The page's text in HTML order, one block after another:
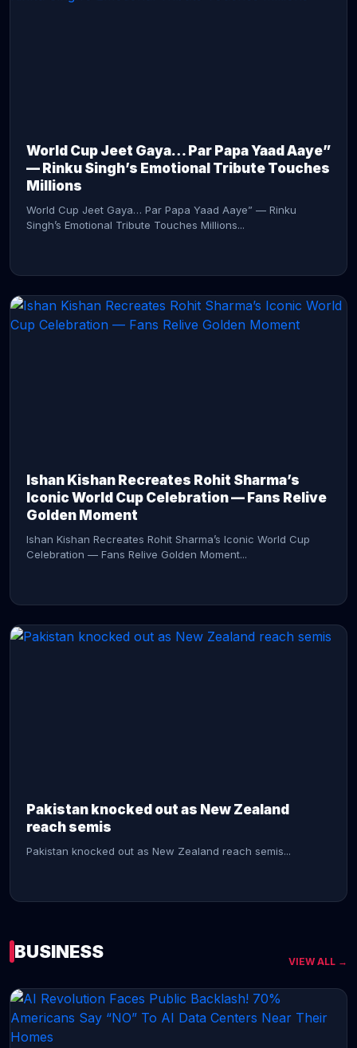
World Cup Jeet Gaya… Par Papa Yaad Aaye”
— Rinku Singh’s Emotional Tribute Touches
Millions
World Cup Jeet Gaya… Par Papa Yaad Aaye” — Rinku
Singh’s Emotional Tribute Touches Millions...
Ishan Kishan Recreates Rohit Sharma’s
Iconic World Cup Celebration — Fans Relive
Golden Moment
Ishan Kishan Recreates Rohit Sharma’s Iconic World Cup
Celebration — Fans Relive Golden Moment...
Pakistan knocked out as New Zealand
reach semis
Pakistan knocked out as New Zealand reach semis...
CONTINUE READING →
BUSINESS VIEW ALL →